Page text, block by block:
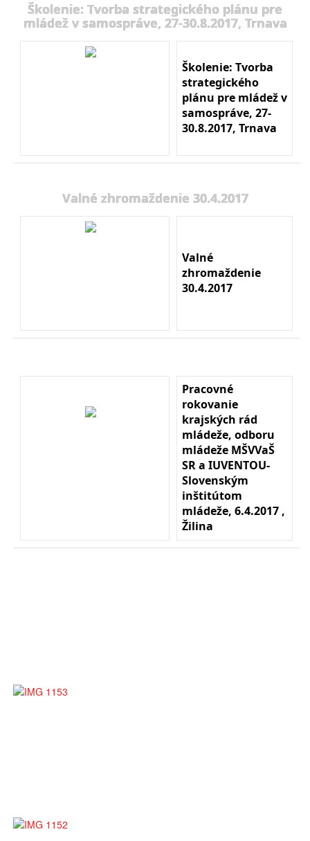
Školenie: Tvorba strategického plánu pre
mládež v samospráve, 27-30.8.2017, Trnava
Školenie: Tvorba
strategického
plánu pre mládež v
samospráve, 27-
30.8.2017, Trnava
Valné zhromaždenie 30.4.2017
Valné
zhromaždenie
30.4.2017
Pracovné
rokovanie
krajských rád
mládeže, odboru
mládeže MŠVVaŠ
SR a IUVENTOU-
Slovenským
inštitútom
mládeže, 6.4.2017 ,
Žilina